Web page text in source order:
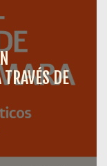
DE